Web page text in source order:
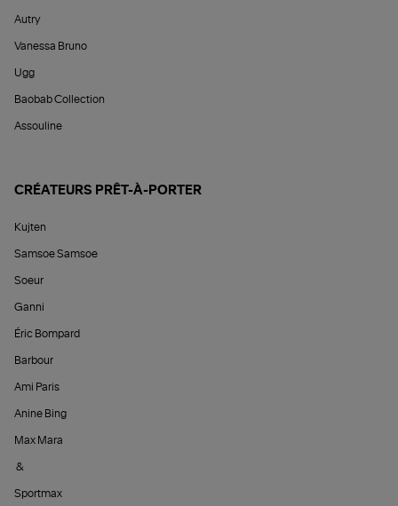
Autry
Vanessa Bruno
Ugg
Baobab Collection
Assouline
CRÉATEURS PRÊT-À-PORTER
Kujten
Samsoe Samsoe
Soeur
Ganni
Éric Bompard
Barbour
Ami Paris
Anine Bing
Max Mara
&
Sportmax